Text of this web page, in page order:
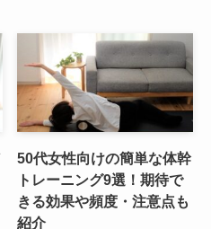
50代女性向けの簡単な体幹
トレーニング9選！期待で
きる効果や頻度・注意点も
紹介